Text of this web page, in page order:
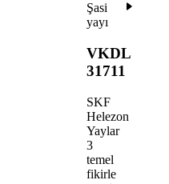
Şasi
yayı
VKDL
31711
SKF
Helezon
Yaylar
3
temel
fikirle